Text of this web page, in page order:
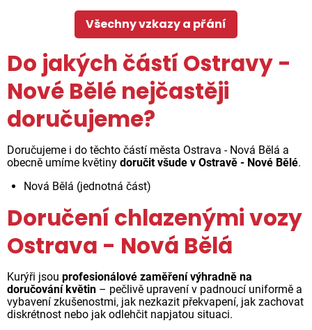
Všechny vzkazy a přání
Do jakých částí Ostravy -
Nové Bělé nejčastěji
doručujeme?
Doručujeme i do těchto částí města Ostrava - Nová Bělá a
obecně umíme květiny doručit všude v Ostravě - Nové Bělé.
Nová Bělá (jednotná část)
Doručení chlazenými vozy
Ostrava - Nová Bělá
Kurýři jsou profesionálové zaměření výhradně na
doručování květin – pečlivě upravení v padnoucí uniformě a
vybavení zkušenostmi, jak nezkazit překvapení, jak zachovat
diskrétnost nebo jak odlehčit napjatou situaci.